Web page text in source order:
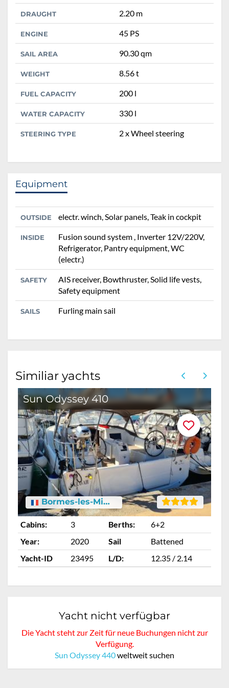
DRAUGHT 2.20 m
ENGINE 45 PS
SAIL AREA 90.30 qm
WEIGHT 8.56 t
FUEL CAPACITY 200 l
WATER CAPACITY 330 l
STEERING TYPE 2 x Wheel steering
Equipment
OUTSIDE electr. winch, Solar panels, Teak in cockpit
INSIDE
Fusion sound system , Inverter 12V/220V,
Refrigerator, Pantry equipment, WC
(electr.)
SAFETY
AIS receiver, Bowthruster, Solid life vests,
Safety equipment
SAILS Furling main sail
Similiar yachts
Sun Odyssey 410
Bormes-les-Mimosas
Cabins: 3 Berths:
6+2
Year:
2020 Sail
Battened
Yacht-ID
23495 L/D: 12.35 / 2.14
Yacht nicht verfügbar
Die Yacht steht zur Zeit für neue Buchungen nicht zur
Verfügung.
Sun Odyssey 440weltweit suchen